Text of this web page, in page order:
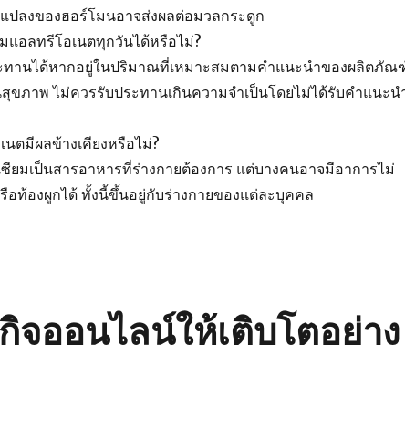
แปลงของฮอร์โมนอาจส่งผลต่อมวลกระดูก
แอลทรีโอเนตทุกวันได้หรือไม่?
ทานได้หากอยู่ในปริมาณที่เหมาะสมตามคำแนะนำของผลิตภัณ
ขภาพ ไม่ควรรับประทานเกินความจำเป็นโดยไม่ได้รับคำแนะน
ตมีผลข้างเคียงหรือไม่?
ยมเป็นสารอาหารที่ร่างกายต้องการ แต่บางคนอาจมีอาการไม่
อท้องผูกได้ ทั้งนี้ขึ้นอยู่กับร่างกายของแต่ละบุคคล
จออนไลน์ให้เติบโตอย่าง